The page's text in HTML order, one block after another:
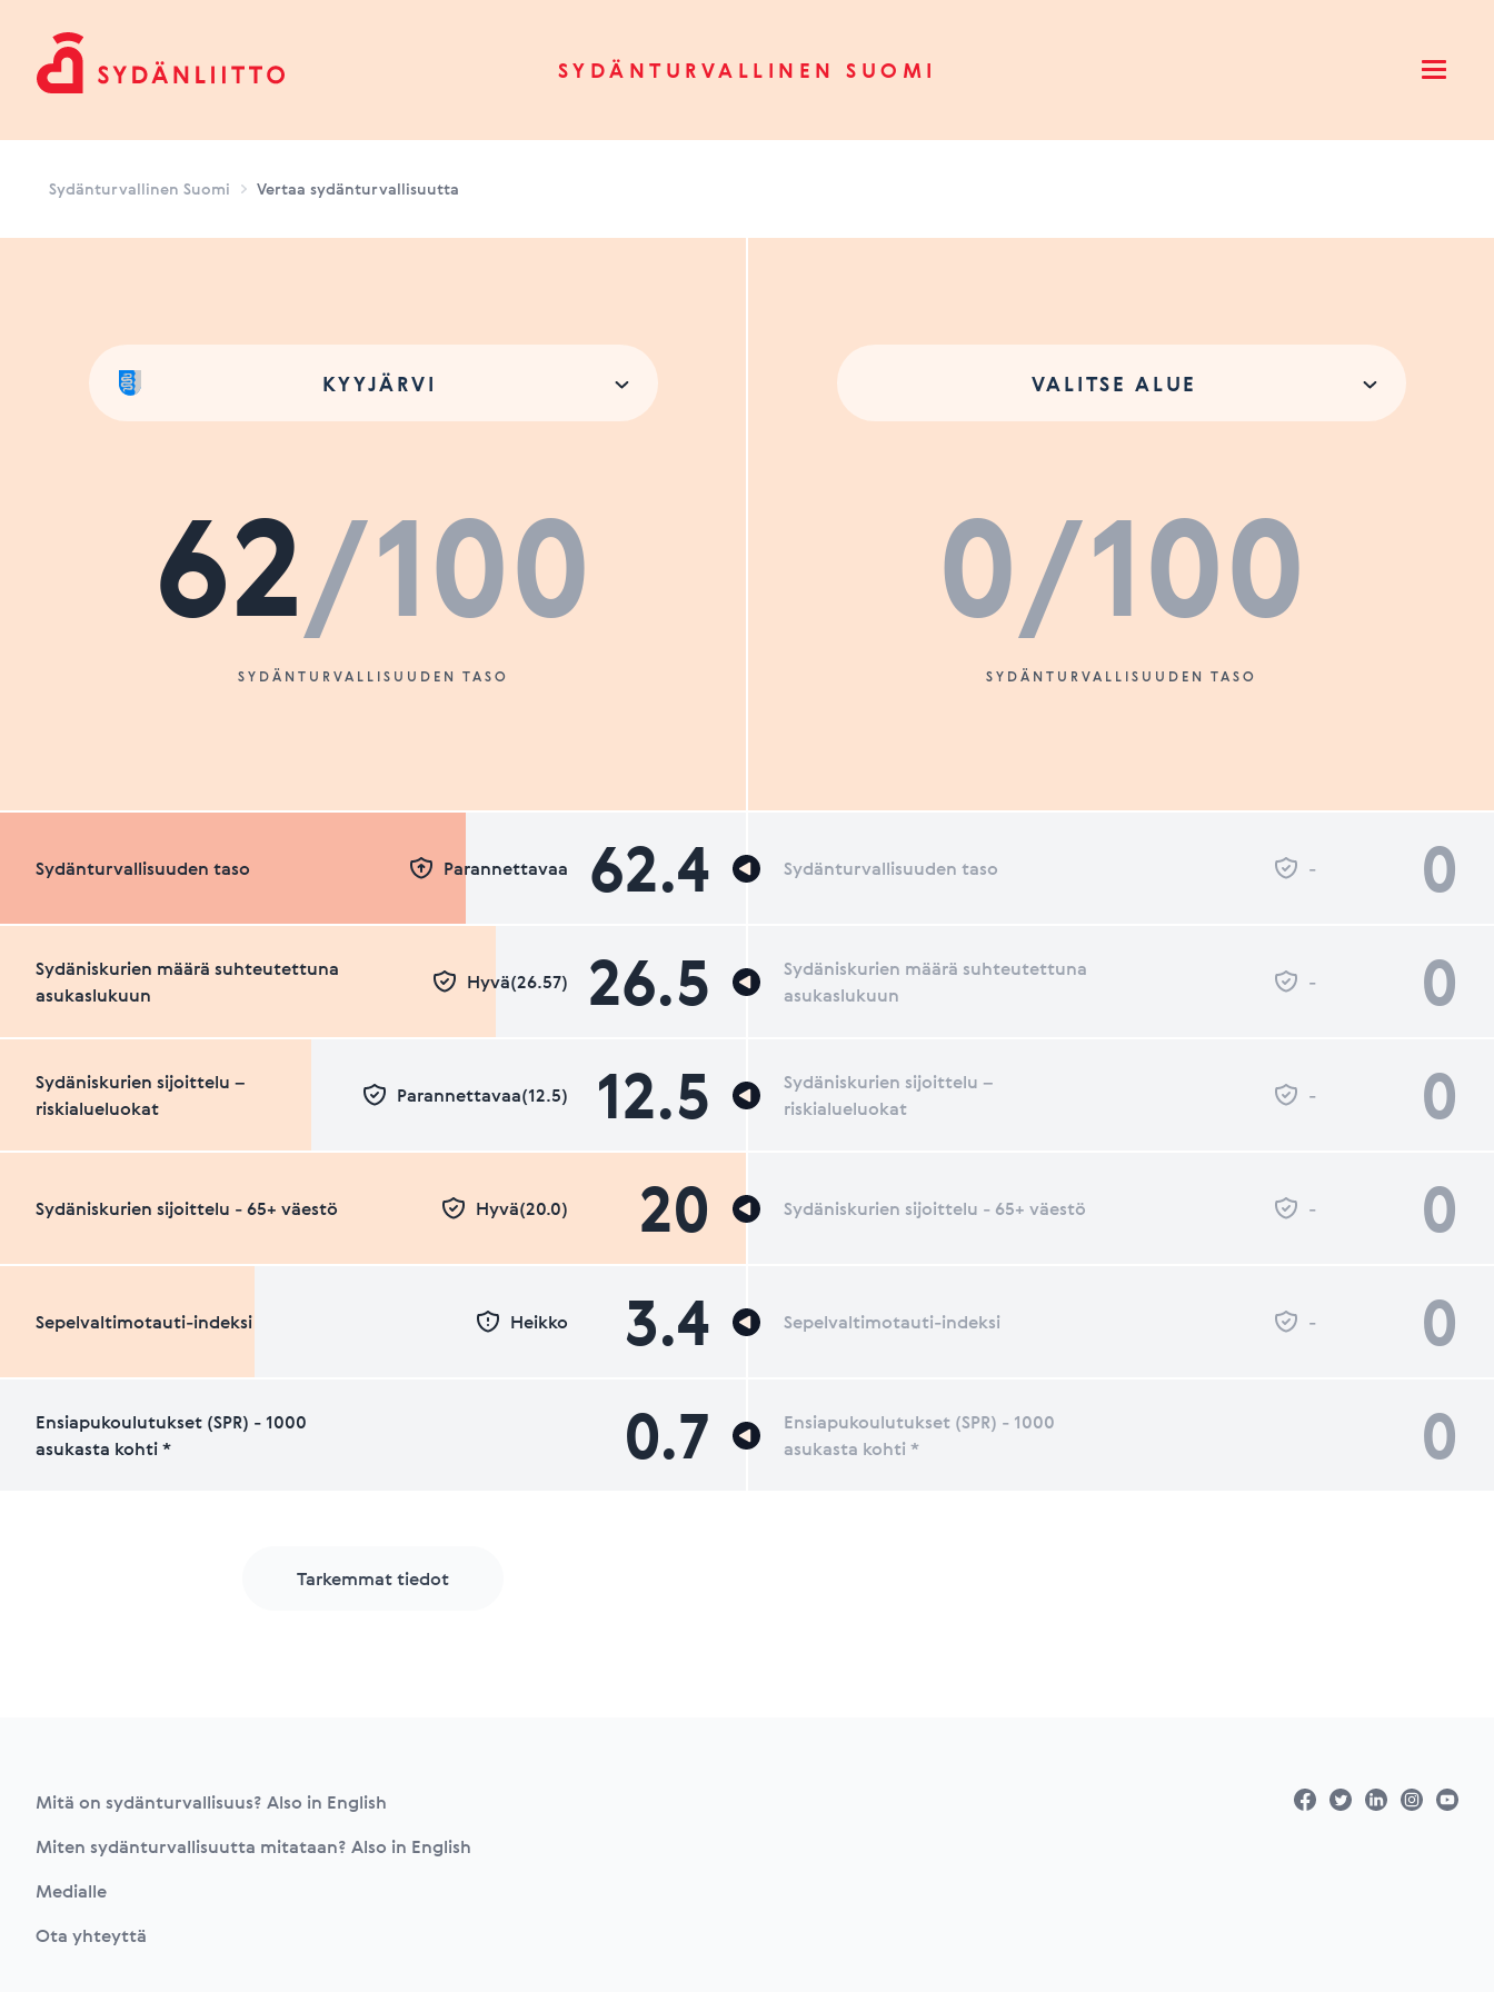
SYDÄNTURVALLINEN SUOMI Open
Sydänturvallinen Suomi Vertaa sydänturvallisuutta
KYYJÄRVI
62/100
SYDÄNTURVALLISUUDEN TASO
Sydänturvallisuuden taso 62.4
Parannettavaa
Sydäniskurien määrä suhteutettuna
asukaslukuun
26.5
Hyvä(26.57)
Sydäniskurien sijoittelu –
riskialueluokat
12.5
Parannettavaa(12.5)
Sydäniskurien sijoittelu - 65+ väestö 20
Hyvä(20.0)
Sepelvaltimotauti-indeksi 3.4
Heikko
Ensiapukoulutukset (SPR) - 1000
asukasta kohti *
0.7
Tarkemmat tiedot
VALITSE ALUE
0/100
SYDÄNTURVALLISUUDEN TASO
Sydänturvallisuuden taso 0
-
Sydäniskurien määrä suhteutettuna
asukaslukuun
0
-
Sydäniskurien sijoittelu –
riskialueluokat
0
-
Sydäniskurien sijoittelu - 65+ väestö 0
-
Sepelvaltimotauti-indeksi 0
-
Ensiapukoulutukset (SPR) - 1000
asukasta kohti *
0
Mitä on sydänturvallisuus? Also in English
Miten sydänturvallisuutta mitataan? Also in English
Medialle
Ota yhteyttä